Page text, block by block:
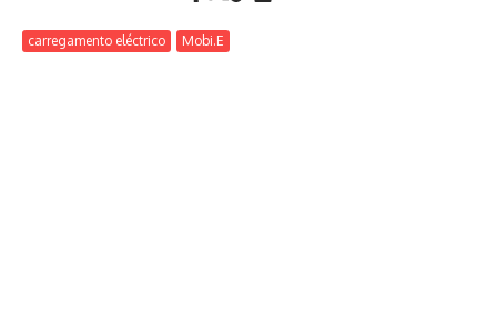
carregamento eléctrico Mobi.E